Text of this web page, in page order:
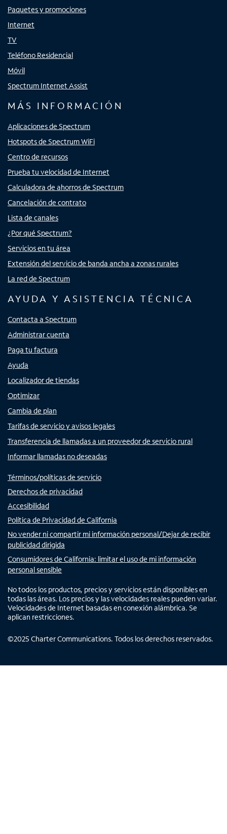
Paquetes y promociones
Internet
TV
Teléfono Residencial
Móvil
Spectrum Internet Assist
MÁS INFORMACIÓN
Aplicaciones de Spectrum
Hotspots de Spectrum WiFi
Centro de recursos
Prueba tu velocidad de Internet
Calculadora de ahorros de Spectrum
Cancelación de contrato
Lista de canales
¿Por qué Spectrum?
Servicios en tu área
Extensión del servicio de banda ancha a zonas rurales
La red de Spectrum
AYUDA Y ASISTENCIA TÉCNICA
Contacta a Spectrum
Administrar cuenta
Paga tu factura
Ayuda
Localizador de tiendas
Optimizar
Cambia de plan
Tarifas de servicio y avisos legales
Transferencia de llamadas a un proveedor de servicio rural
Informar llamadas no deseadas
Términos/políticas de servicio
Derechos de privacidad
Accesibilidad
Política de Privacidad de California
No vender ni compartir mi información personal/Dejar de recibir
publicidad dirigida
Consumidores de California: limitar el uso de mi información
personal sensible
No todos los productos, precios y servicios están disponibles en
todas las áreas. Los precios y las velocidades reales pueden variar.
Velocidades de Internet basadas en conexión alámbrica. Se
aplican restricciones.
©2025 Charter Communications. Todos los derechos reservados.